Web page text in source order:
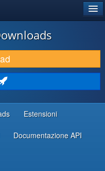
Estensioni
Documentazione API